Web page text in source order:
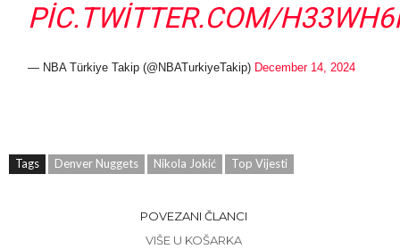
PIC.TWITTER.COM/
— NBA Türkiye Takip (@NBATurkiyeTakip) December 14, 2024
Tags Denver Nuggets Nikola Jokić Top Vijesti
POVEZANI ČLANCI
VIŠE U KOŠARKA